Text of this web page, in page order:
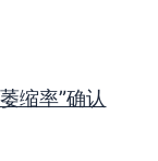
缩率”确认